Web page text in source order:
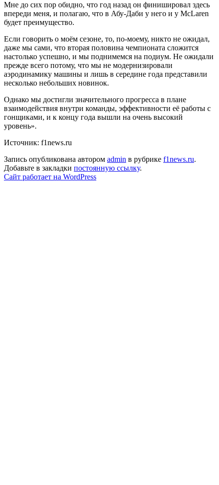
Мне до сих пор обидно, что год назад он финишировал здесь
впереди меня, и полагаю, что в Абу-Даби у него и у McLaren
будет преимущество.
Если говорить о моём сезоне, то, по-моему, никто не ожидал,
даже мы сами, что вторая половина чемпионата сложится
настолько успешно, и мы поднимемся на подиум. Не ожидали
прежде всего потому, что мы не модернизировали
аэродинамику машины и лишь в середине года представили
несколько небольших новинок.
Однако мы достигли значительного прогресса в плане
взаимодействия внутри команды, эффективности её работы с
гонщиками, и к концу года вышли на очень высокий
уровень».
Источник: f1news.ru
Запись опубликована автором admin в рубрике f1news.ru.
Добавьте в закладки постоянную ссылку.
Сайт работает на WordPress